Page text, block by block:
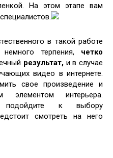
На этом этапе вам
в такой работе
терпения, четко
результат, и в случае
видео в интернете.
свое произведение и
элементом интерьера.
подойдите к выбору
смотреть на него